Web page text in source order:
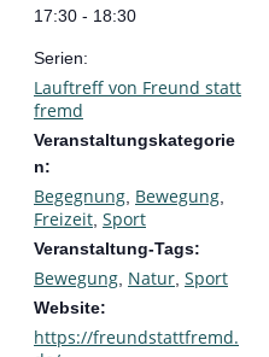
17:30 - 18:30
Serien:
Lauftreff von Freund statt
fremd
Veranstaltungskategorie
n:
Begegnung Bewegung
Freizeit Sport
Veranstaltung-Tags:
Bewegung Natur Sport
Website:
https://freundstattfremd.